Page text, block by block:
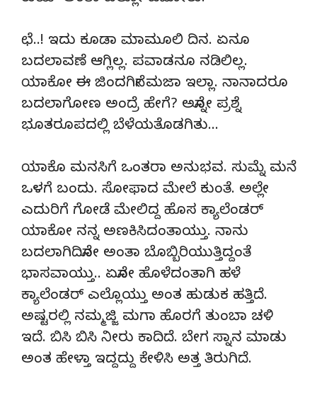
ಛೆ..! ಇದು ಕೂಡಾ ಮಾಮೂಲಿ ದಿನ. ಏನೂ
ಬದಲಾವಣೆ ಆಗ್ಲಿಲ್ಲ. ಪವಾಡನೂ ನಡಿಲಿಲ್ಲ.
ಯಾಕೋ ಈ ಜಿಂದಗಿನೇ ಮಜಾ ಇಲ್ಲಾ. ನಾನಾದರೂ
ಬದಲಾಗೋಣ ಅಂದ್ರೆ ಹೇಗೆ? ಅನ್ನೋ ಪ್ರಶ್ನೆ
ಭೂತರೂಪದಲ್ಲಿ ಬೆಳೆಯತೊಡಗಿತು…
ಯಾಕೊ ಮನಸಿಗೆ ಒಂತರಾ ಅನುಭವ. ಸುಮ್ನೆ ಮನೆ
ಒಳಗೆ ಬಂದು. ಸೋಫಾದ ಮೇಲೆ ಕುಂತೆ. ಅಲ್ಲೇ
ಎದುರಿಗೆ ಗೋಡೆ ಮೇಲಿದ್ದ ಹೊಸ ಕ್ಯಾಲೆಂಡರ್
ಯಾಕೋ ನನ್ನ ಅಣಕಿಸಿದಂತಾಯ್ತು. ನಾನು
ಬದಲಾಗಿದಿನೋ ಅಂತಾ ಬೊಬ್ಬಿರಿಯುತ್ತಿದ್ದಂತೆ
ಭಾಸವಾಯ್ತು.. ಏನೋ ಹೊಳೆದಂತಾಗಿ ಹಳೆ
ಕ್ಯಾಲೆಂಡರ್ ಎಲ್ಲೊಯ್ತು ಅಂತ ಹುಡುಕ ಹತ್ತಿದೆ.
ಅಷ್ಟರಲ್ಲಿ ನಮ್ಮಜ್ಜಿ ಮಗಾ ಹೊರಗೆ ತುಂಬಾ ಚಳಿ
ಇದೆ. ಬಿಸಿ ಬಿಸಿ ನೀರು ಕಾದಿದೆ. ಬೇಗ ಸ್ನಾನ ಮಾಡು
ಅಂತ ಹೇಳ್ತಾ ಇದ್ದದ್ದು ಕೇಳಿಸಿ ಅತ್ತ ತಿರುಗಿದೆ.